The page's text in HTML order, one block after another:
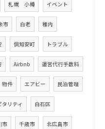
札幌 小樽 イベント
市 白老 稚内
倶知安町 トラブル
Airbnb 運営代行手数料
物件 エアビー 民泊管理
タリティ 白石区
市 千歳市 北広島市